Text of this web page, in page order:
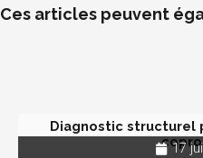
Ces articles peuvent
Diagnostic structurel
17